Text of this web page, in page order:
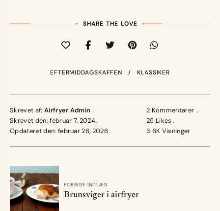
SHARE THE LOVE
EFTERMIDDAGSKAFFEN KLASSIKER
Skrevet af: Airfryer Admin
Skrevet den: februar 7, 2024
Opdateret den: februar 26, 2026
2 Kommentarer
25 Likes
3.6K Visninger
FORRIGE INDLÆG
Brunsviger i airfryer